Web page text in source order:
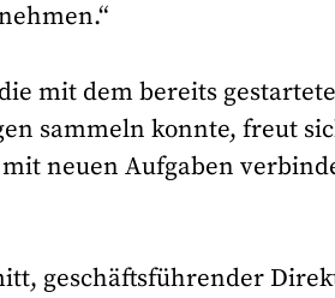
mit dem bereits
sammeln konnte, freut
neuen Aufgaben
geschäftsführender